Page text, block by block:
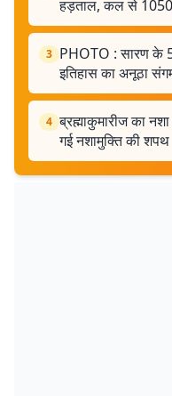
हड़ताल, कल से 1050
3 PHOTO : सारण के
इतिहास का अनूठा
4 ब्रह्माकुमारीज का
गई नशामुक्ति की शपथ